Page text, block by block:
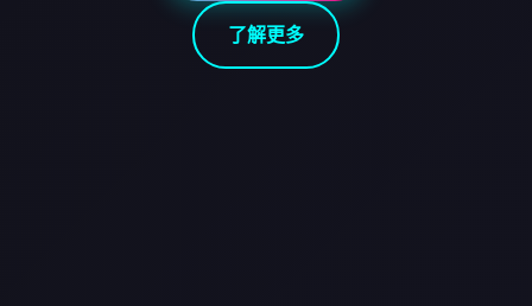
了解更多